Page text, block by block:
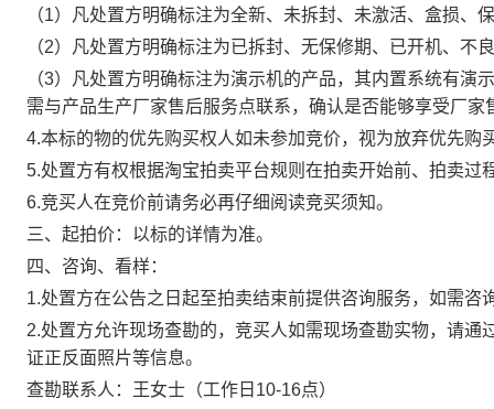
（1）凡处置方明确标注为全新、未拆封、未激活、盒损
（2）凡处置方明确标注为已拆封、无保修期、已开机、
（3）凡处置方明确标注为演示机的产品，其内置系统有
需与产品生产厂家售后服务点联系，确认是否能够享受厂家
4.本标的物的优先购买权人如未参加竞价，视为放弃优先购
5.处置方有权根据淘宝拍卖平台规则在拍卖开始前、拍卖过
6.竞买人在竞价前请务必再仔细阅读竞买须知。
三、起拍价：以标的详情为准。
四、咨询、看样：
1.处置方在公告之日起至拍卖结束前提供咨询服务，如需咨
2.处置方允许现场查勘的，竞买人如需现场查勘实物，请
证正反面照片等信息。
查勘联系人：王女士（工作日10-16点）